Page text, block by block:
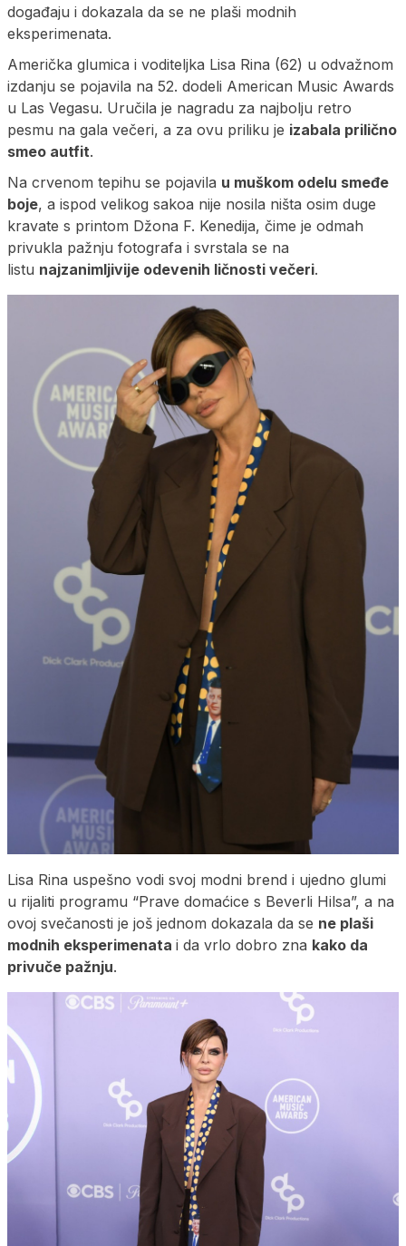
događaju i dokazala da se ne plaši modnih
eksperimenata.
Američka glumica i voditeljka Lisa Rina (62) u odvažnom
izdanju se pojavila na 52. dodeli American Music Awards
u Las Vegasu. Uručila je nagradu za najbolju retro
pesmu na gala večeri, a za ovu priliku je izabala prilično
smeo autfit.
Na crvenom tepihu se pojavila u muškom odelu smeđe
boje, a ispod velikog sakoa nije nosila ništa osim duge
kravate s printom Džona F. Kenedija, čime je odmah
privukla pažnju fotografa i svrstala se na
listu najzanimljivije odevenih ličnosti večeri.
Lisa Rina uspešno vodi svoj modni brend i ujedno glumi
u rijaliti programu “Prave domaćice s Beverli Hilsa”, a na
ovoj svečanosti je još jednom dokazala da se ne plaši
modnih eksperimenata i da vrlo dobro zna kako da
privuče pažnju.